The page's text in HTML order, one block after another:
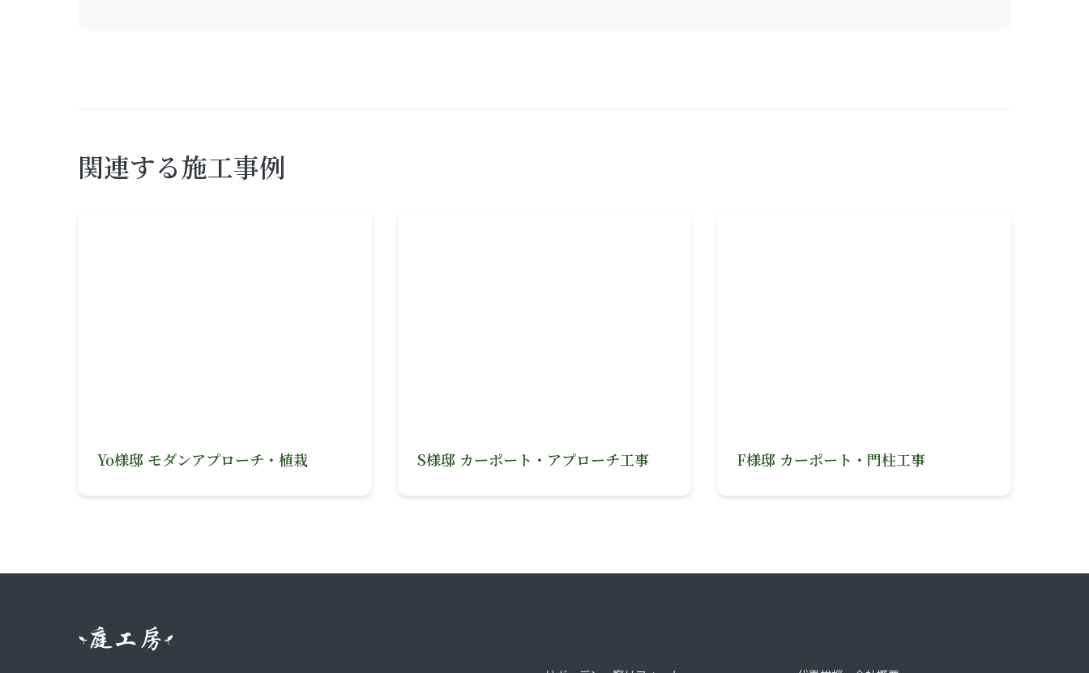
関連する施工事例
Yo様邸 モダンアプローチ・植栽 S様邸 カーポート・アプローチ工事 F様邸 カーポート・門柱工事